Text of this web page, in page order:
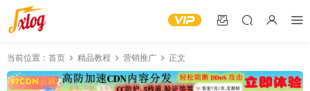
当前位置： 首页 精品教程 营销推广 正文